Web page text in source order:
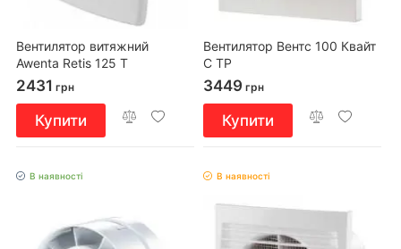
Вентилятор витяжний
Awenta Retis 125 T
2431 грн
Купити
Вентилятор Вентс 100 Квайт
С ТР
3449 грн
Купити
В наявності В наявності